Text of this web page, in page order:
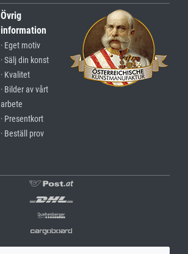
Övrig
information
· Eget motiv
· Sälj din konst
· Kvalitet
· Bilder av vårt
arbete
· Presentkort
· Beställ prov